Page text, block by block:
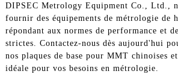
DIPSEC Metrology Equipment Co., Ltd.,
fournir des équipements de métrologie de
répondant aux normes de performance et
strictes. Contactez-nous dès aujourd'hui
nos plaques de base pour MMT chinoises
idéale pour vos besoins en métrologie.